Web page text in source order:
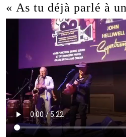
« As tu déjà parlé à